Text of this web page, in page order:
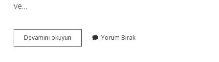
ve…
Devamını okuyun
Bir
Yorum Bırak